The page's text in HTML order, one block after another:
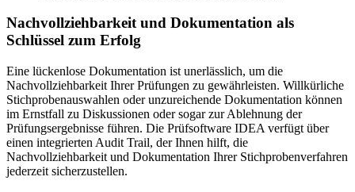
Nachvollziehbarkeit und Dokumentation als
Schlüssel zum Erfolg
Eine lückenlose Dokumentation ist unerlässlich, um die
Nachvollziehbarkeit Ihrer Prüfungen zu gewährleisten. Willkürliche
Stichprobenauswahlen oder unzureichende Dokumentation können
im Ernstfall zu Diskussionen oder sogar zur Ablehnung der
Prüfungsergebnisse führen. Die Prüfsoftware IDEA verfügt über
einen integrierten Audit Trail, der Ihnen hilft, die
Nachvollziehbarkeit und Dokumentation Ihrer Stichprobenverfahren
jederzeit sicherzustellen.